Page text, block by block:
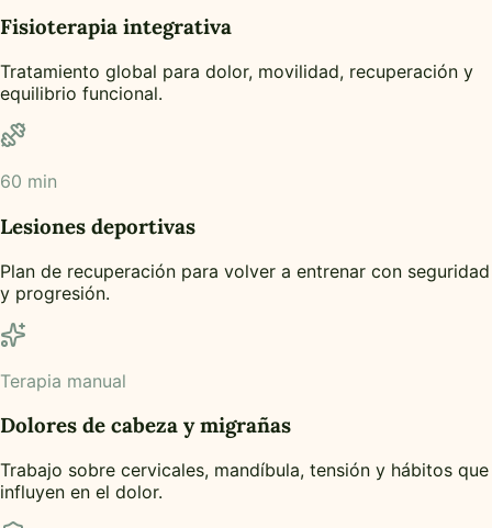
Fisioterapia integrativa
Tratamiento global para dolor, movilidad, recuperación y
equilibrio funcional.
60 min
Lesiones deportivas
Plan de recuperación para volver a entrenar con seguridad
y progresión.
Terapia manual
Dolores de cabeza y migrañas
Trabajo sobre cervicales, mandíbula, tensión y hábitos que
influyen en el dolor.